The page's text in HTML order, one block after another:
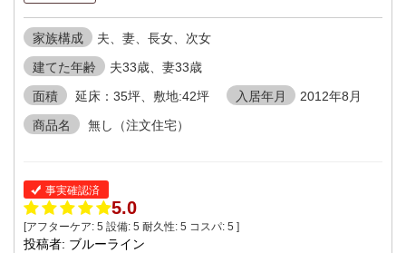
家族構成
夫、妻、長女、次女
建てた年齢
夫33歳、妻33歳
面積
延床：35坪、敷地:42坪 入居年月
2012年8月
商品名
無し（注文住宅）
事実確認済
5.0
[アフターケア: 5 設備: 5 耐久性: 5 コスパ: 5 ]
投稿者: ブルーライン